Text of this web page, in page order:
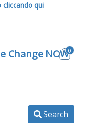
cliccando qui
Change NOW0
Search